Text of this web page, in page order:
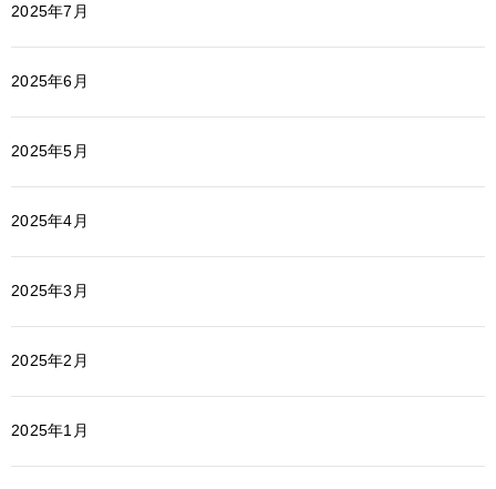
2025年7月
2025年6月
2025年5月
2025年4月
2025年3月
2025年2月
2025年1月